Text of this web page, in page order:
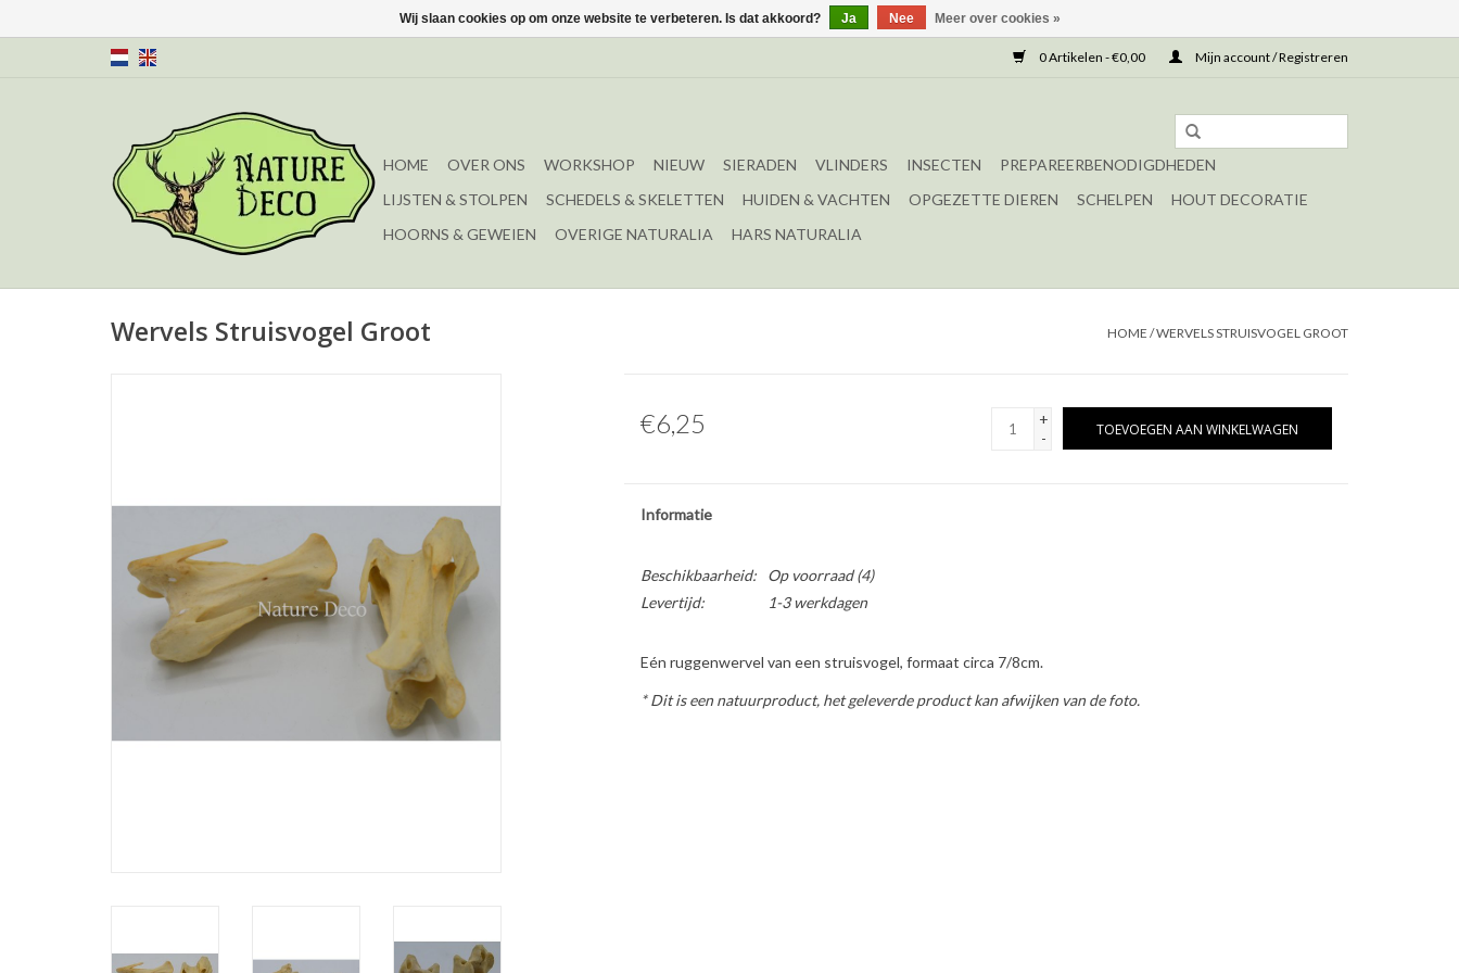
0 Artikelen - €0,00 Mijn account / Registreren
HOME OVER ONS WORKSHOP NIEUW SIERADEN VLINDERS INSECTEN
PREPAREERBENODIGDHEDEN
LIJSTEN & STOLPEN
SCHEDELS & SKELETTEN HUIDEN & VACHTEN OPGEZETTE DIEREN SCHELPEN
HOUT DECORATIE
HOORNS & GEWEIEN
OVERIGE NATURALIA HARS NATURALIA
Wervels Struisvogel Groot HOME /WERVELS STRUISVOGEL GROOT
€6,25
+
-
TOEVOEGEN AAN WINKELWAGEN
Informatie
Beschikbaarheid: Op voorraad(4)
Levertijd:
1-3 werkdagen
Eén ruggenwervel van een struisvogel, formaat circa 7/8cm.
* Dit is een natuurproduct, het geleverde product kan afwijken van de foto.
Wij slaan cookies op om onze website te verbeteren. Is dat akkoord? Ja Nee Meer over cookies »